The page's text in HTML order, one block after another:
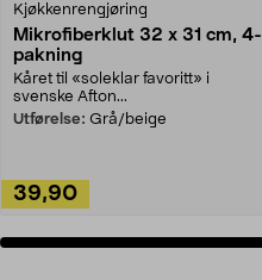
Kjøkkenrengjøring
Mikrofiberklut 32 x 31 cm, 4-
pakning
Kåret til «soleklar favoritt» i
svenske Afton...
Utførelse: Grå/beige
39,90